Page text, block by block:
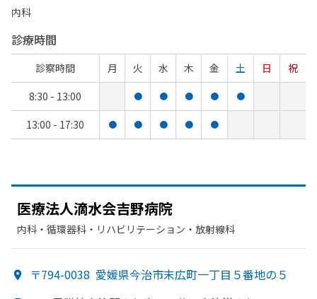
内科
診療時間
診察時間 月 火 水 木 金 土 日
祝
8:30 - 13:00
● ● ● ● ●
13:00 - 17:30 ● ● ● ● ●
医療法人滴水会吉野病院
内科・​循環器科・​リハビリテーション・​放射線科
〒794-0038 愛媛県今治市末広町一丁目５番地の５